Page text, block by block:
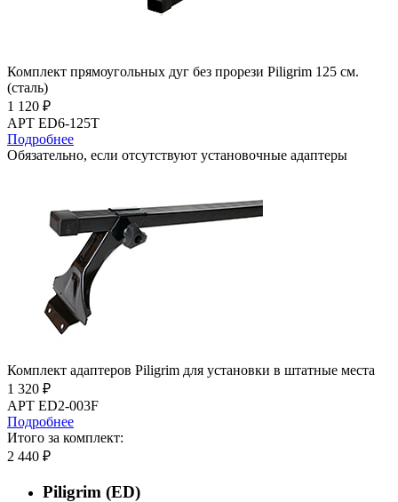
Комплект прямоугольных дуг без прорези Piligrim 125 см.
(сталь)
1 120 ₽
АРТ ED6-125T
Подробнее
Обязательно, если отсутствуют установочные адаптеры
Комплект адаптеров Piligrim для установки в штатные места
1 320 ₽
АРТ ED2-003F
Подробнее
Итого за комплект:
2 440 ₽
Piligrim (ED)